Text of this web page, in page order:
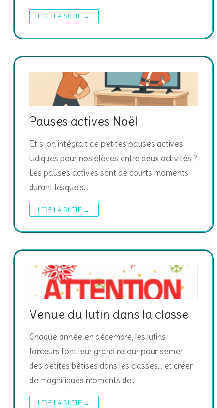
LIRE LA SUITE →
Pauses actives Noël
Et si on intégrait de petites pauses actives
ludiques pour nos élèves entre deux activités ?
Les pauses actives sont de courts moments
durant lesquels…
LIRE LA SUITE →
Venue du lutin dans la classe
Chaque année en décembre, les lutins
farceurs font leur grand retour pour semer
des petites bêtises dans les classes… et créer
de magnifiques moments de…
LIRE LA SUITE →